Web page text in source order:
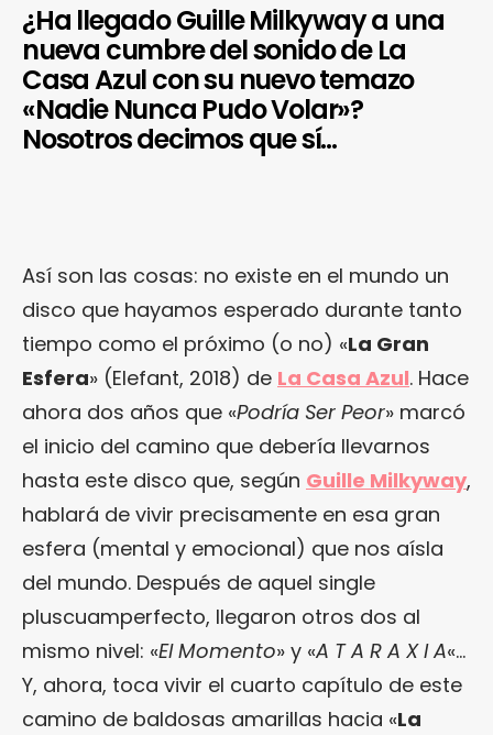
¿Ha llegado Guille Milkyway a una
nueva cumbre del sonido de La
Casa Azul con su nuevo temazo
«Nadie Nunca Pudo Volar»?
Nosotros decimos que sí…
Así son las cosas: no existe en el mundo un
disco que hayamos esperado durante tanto
tiempo como el próximo (o no) «La Gran
Esfera» (Elefant, 2018) de La Casa Azul. Hace
ahora dos años que «Podría Ser Peor» marcó
el inicio del camino que debería llevarnos
hasta este disco que, según Guille Milkyway,
hablará de vivir precisamente en esa gran
esfera (mental y emocional) que nos aísla
del mundo. Después de aquel single
pluscuamperfecto, llegaron otros dos al
mismo nivel: «El Momento» y «A T A R A X I A«…
Y, ahora, toca vivir el cuarto capítulo de este
camino de baldosas amarillas hacia «La